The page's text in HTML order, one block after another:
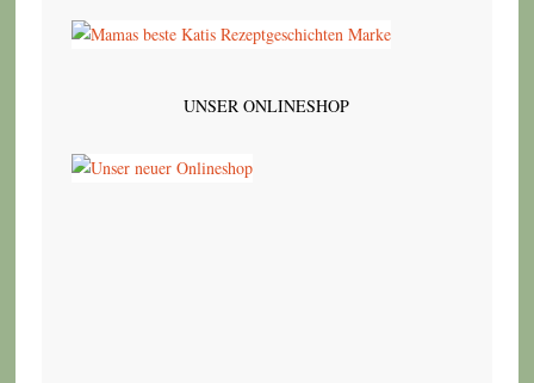
UNSER ONLINESHOP